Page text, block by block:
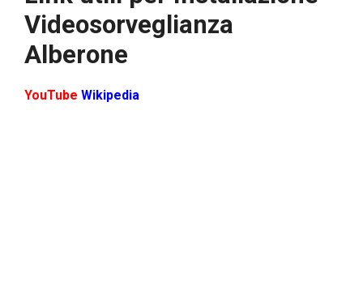
Videosorveglianza
Alberone
YouTube Wikipedia